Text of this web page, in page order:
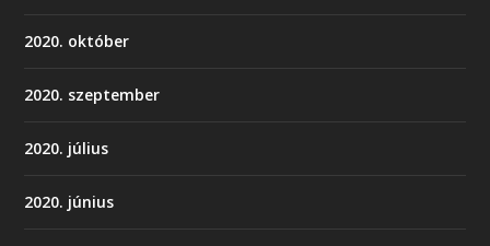
2020. október
2020. szeptember
2020. július
2020. június